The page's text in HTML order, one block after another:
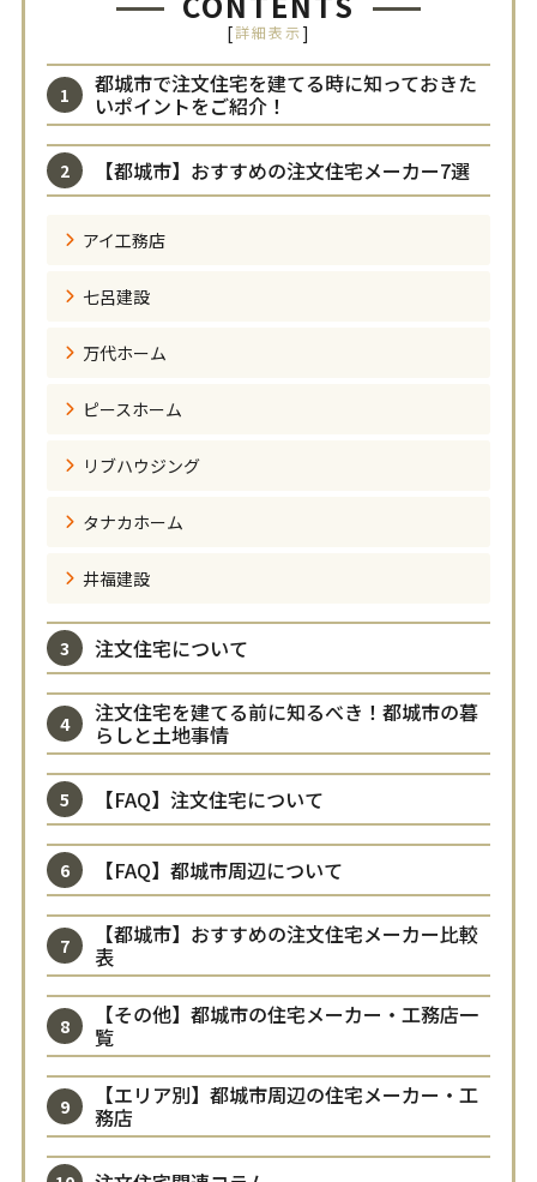
[詳細表示]
都城市で注文住宅を建てる時に知っておきた
いポイントをご紹介！
【都城市】おすすめの注文住宅メーカー7選
アイ工務店
七呂建設
万代ホーム
ピースホーム
リブハウジング
タナカホーム
井福建設
注文住宅について
注文住宅を建てる前に知るべき！都城市の暮
らしと土地事情
【FAQ】注文住宅について
【FAQ】都城市周辺について
【都城市】おすすめの注文住宅メーカー比較
表
【その他】都城市の住宅メーカー・工務店一
覧
【エリア別】都城市周辺の住宅メーカー・工
務店